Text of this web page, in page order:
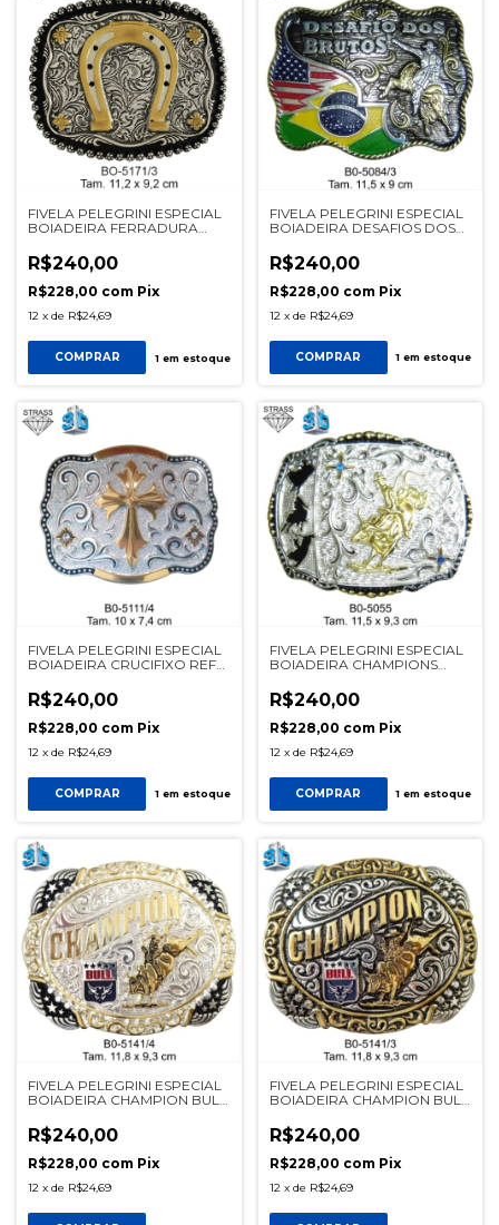
FIVELA PELEGRINI ESPECIAL
BOIADEIRA FERRADURA
R$240,00
R$228,00 com Pix
12 x de R$24,69
COMPRAR 1em estoque
FIVELA PELEGRINI ESPECIAL
BOIADEIRA DESAFIOS DOS
R$240,00
R$228,00 com Pix
12 x de R$24,69
COMPRAR 1 em estoque
FIVELA PELEGRINI ESPECIAL
BOIADEIRA CRUCIFIXO REF
R$240,00
R$228,00 com Pix
12 x de R$24,69
COMPRAR 1em estoque
FIVELA PELEGRINI ESPECIAL
BOIADEIRA CHAMPIONS
R$240,00
R$228,00 com Pix
12 x de R$24,69
COMPRAR 1 em estoque
FIVELA PELEGRINI ESPECIAL
BOIADEIRA CHAMPION BULL
R$240,00
R$228,00 com Pix
12 x de R$24,69
FIVELA PELEGRINI ESPECIAL
BOIADEIRA CHAMPION BULL
R$240,00
R$228,00 com Pix
12 x de R$24,69